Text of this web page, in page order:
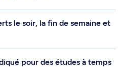
le soir, la fin de semaine et
pour des études à temps